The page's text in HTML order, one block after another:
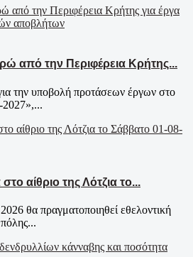
από την Περιφέρεια Κρήτης...
την υποβολή προτάσεων έργων στο
αίθριο της Λότζια το...
θα πραγματοποιηθεί εθελοντική